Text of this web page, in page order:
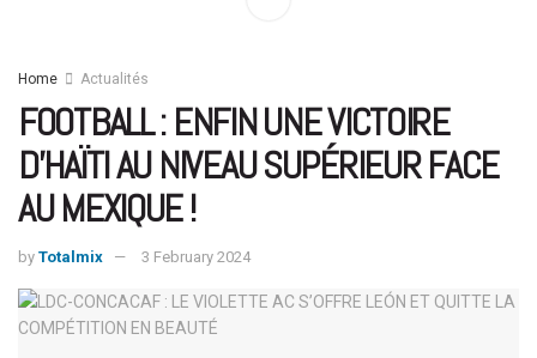
Home Actualités
FOOTBALL : ENFIN UNE VICTOIRE
D’HAÏTI AU NIVEAU SUPÉRIEUR FACE
AU MEXIQUE !
by Totalmix 3 February 2024